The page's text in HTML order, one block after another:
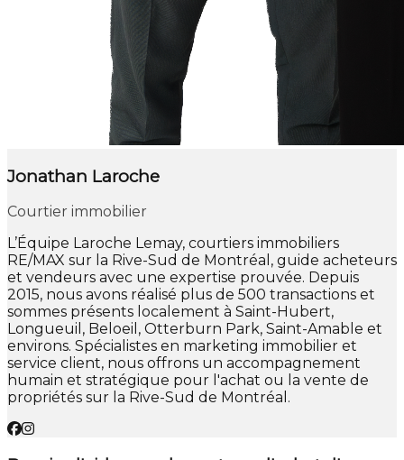
Jonathan Laroche
Courtier immobilier
L’Équipe Laroche Lemay, courtiers immobiliers
RE/MAX sur la Rive-Sud de Montréal, guide acheteurs
et vendeurs avec une expertise prouvée. Depuis
2015, nous avons réalisé plus de 500 transactions et
sommes présents localement à Saint-Hubert,
Longueuil, Beloeil, Otterburn Park, Saint-Amable et
environs. Spécialistes en marketing immobilier et
service client, nous offrons un accompagnement
humain et stratégique pour l'achat ou la vente de
propriétés sur la Rive-Sud de Montréal.